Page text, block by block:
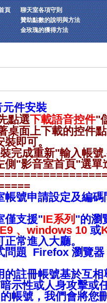
頁
聊天室各項守則
贊助點數的說明與方法
金玫瑰的獲得方法
元件安裝
點選下載語音控件"
桌面上下載的控件
裝即可。
完成重新"輸入帳
側"影音室首頁"選單
帳號申請設定及編
僅支援"IE系列 "的瀏
、 windows 10 或
正常進入大廳。
問題 Firefox 瀏覽
的註冊帳號基於互
示性或人身攻擊或
帳號，我們會將您